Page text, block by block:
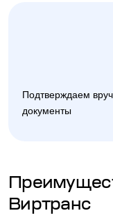
Подтверждаем
документы
Виртранс